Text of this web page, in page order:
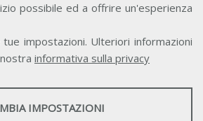
possibile ed a offrire un'esperienza
impostazioni. Ulteriori informazioni
informativa sulla privacy
IMPOSTAZIONI